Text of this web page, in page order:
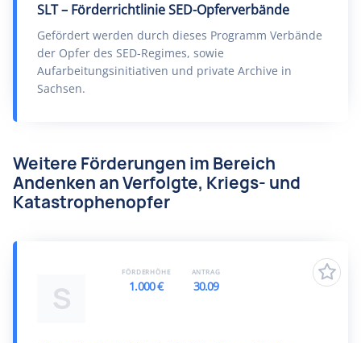
SLT – Förderrichtlinie SED-Opferverbände
Gefördert werden durch dieses Programm Verbände
der Opfer des SED-Regimes, sowie
Aufarbeitungsinitiativen und private Archive in
Sachsen.
Weitere Förderungen im Bereich
Andenken an Verfolgte, Kriegs- und
Katastrophenopfer
S
FÖRDERHÖHE
1.000 €
ANTRAG
30.09